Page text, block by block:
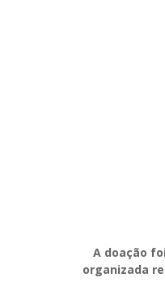
A doação
organizada